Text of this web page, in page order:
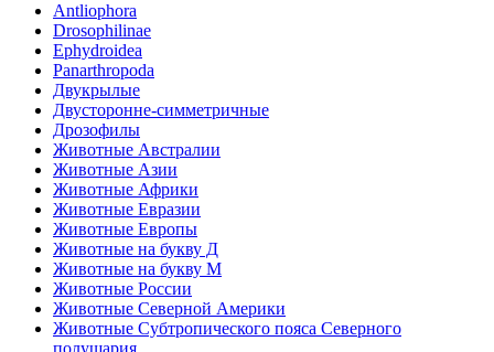
Antliophora
Drosophilinae
Ephydroidea
Panarthropoda
Двукрылые
Двусторонне-симметричные
Дрозофилы
Животные Австралии
Животные Азии
Животные Африки
Животные Евразии
Животные Европы
Животные на букву Д
Животные на букву М
Животные России
Животные Северной Америки
Животные Субтропического пояса Северного